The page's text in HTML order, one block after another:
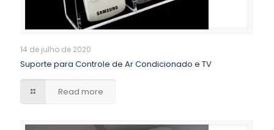
14 de julho de 2020
Suporte para Controle de Ar Condicionado e TV
Read more